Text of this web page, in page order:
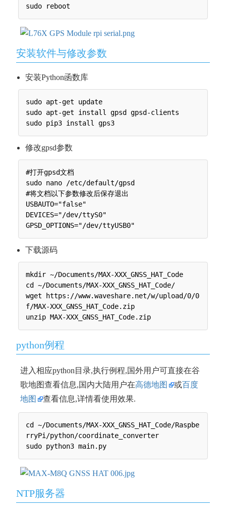
安装软件与修改参数
安装Python函数库
sudo apt-get update
sudo apt-get install gpsd gpsd-clients
修改gpsd参数
#打开gpsd文档
sudo nano /etc/default/gpsd
#将文档以下参数修改后保存退出
USBAUTO="false"
DEVICES="/dev/ttyS0"
下载源码
mkdir ~/Documents/MAX-XXX_GNSS_HAT_Code
cd ~/Documents/MAX-XXX_GNSS_HAT_Code/
wget https://www.waveshare.net/w/upload/0/0
f/MAX-XXX_GNSS_HAT_Code.zip
python例程
进入相应python目录,执行例程,国外用户可直接在谷
歌地图查看信息,国内大陆用户在高德地图 或百度
地图
查看信息,详情看使用效果.
cd ~/Documents/MAX-XXX_GNSS_HAT_Code/Raspbe
rryPi/python/coordinate_converter
NTP服务器